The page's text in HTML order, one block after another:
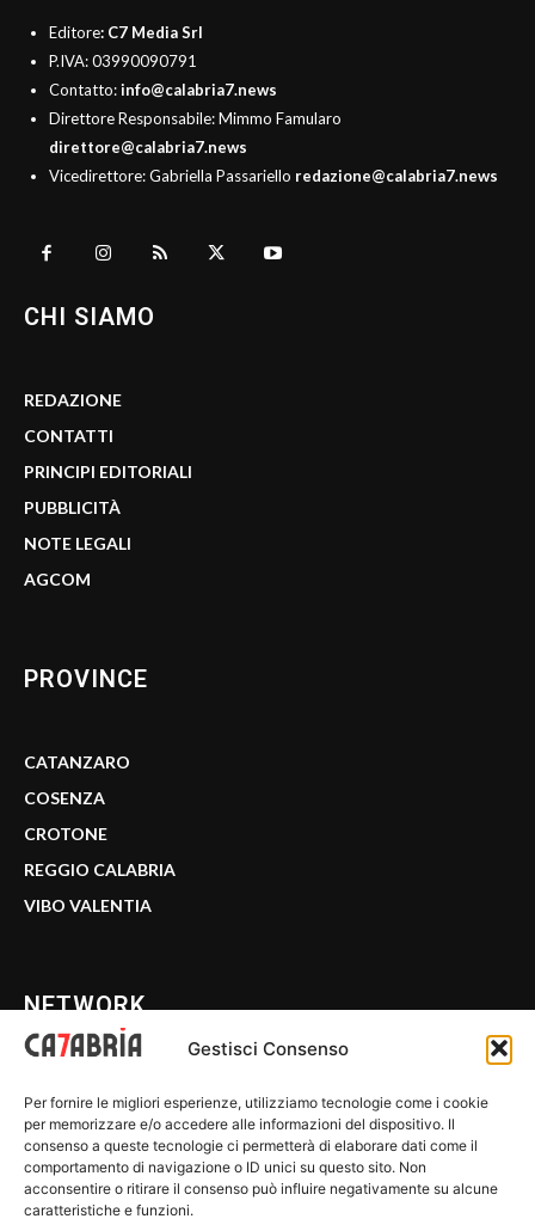
Gestisci Consenso
Per fornire le migliori esperienze, utilizziamo tecnologie come i cookie
per memorizzare e/o accedere alle informazioni del dispositivo. Il
consenso a queste tecnologie ci permetterà di elaborare dati come il
comportamento di navigazione o ID unici su questo sito. Non
acconsentire o ritirare il consenso può influire negativamente su alcune
caratteristiche e funzioni.
Editore: C7 Media Srl
P.IVA: 03990090791
Contatto:info@calabria7.news
Direttore Responsabile: Mimmo Famularo
direttore@calabria7.news
Vicedirettore: Gabriella Passariello redazione@calabria7.news
CHI SIAMO
REDAZIONE
CONTATTI
PRINCIPI EDITORIALI
PUBBLICITÀ
NOTE LEGALI
AGCOM
PROVINCE
CATANZARO
COSENZA
CROTONE
REGGIO CALABRIA
VIBO VALENTIA
NETWORK
WE CALABRIA
C7 PLAY
MIX ZONE